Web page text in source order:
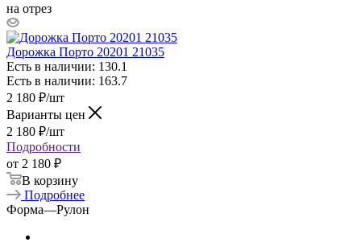
на отрез
Дорожка Порто 20201 21035
Есть в наличии: 130.1
Есть в наличии: 163.7
2 180 ₽/шт
Варианты цен
2 180 ₽/шт
Подробности
от 2 180 ₽
В корзину
Подробнее
Форма—Рулон